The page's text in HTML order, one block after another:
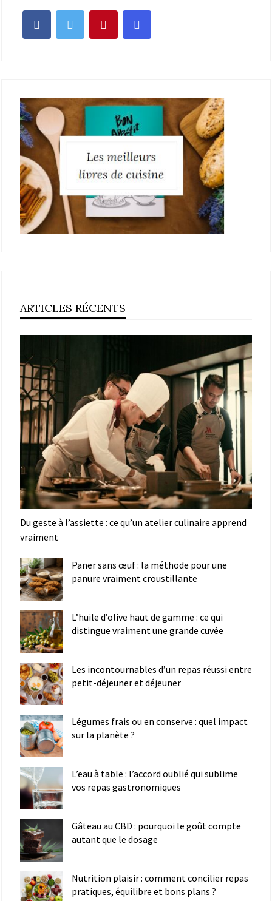
ARTICLES RÉCENTS
Du geste à l’assiette : ce qu’un atelier culinaire apprend
vraiment
Paner sans œuf : la méthode pour une
panure vraiment croustillante
L’huile d’olive haut de gamme : ce qui
distingue vraiment une grande cuvée
Les incontournables d’un repas réussi entre
petit-déjeuner et déjeuner
Légumes frais ou en conserve : quel impact
sur la planète ?
L’eau à table : l’accord oublié qui sublime
vos repas gastronomiques
Gâteau au CBD : pourquoi le goût compte
autant que le dosage
Nutrition plaisir : comment concilier repas
pratiques, équilibre et bons plans ?